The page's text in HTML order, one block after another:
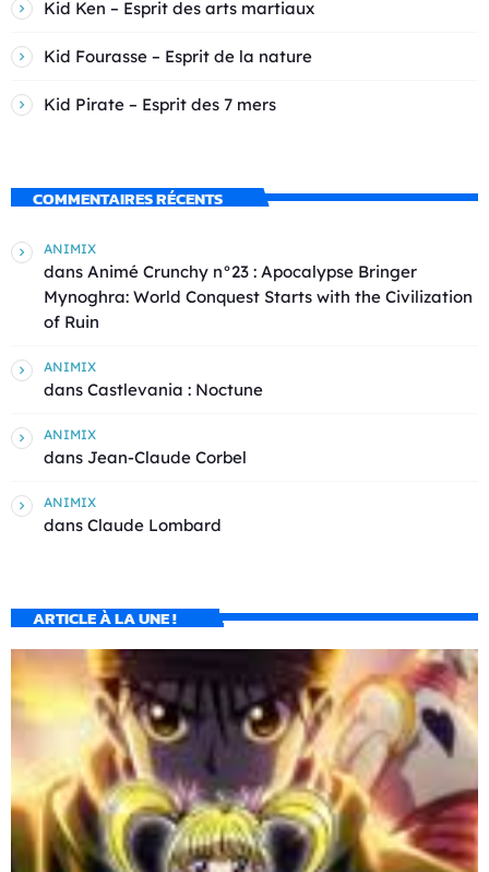
Kid Ken – Esprit des arts martiaux
Kid Fourasse – Esprit de la nature
Kid Pirate – Esprit des 7 mers
COMMENTAIRES RÉCENTS
ANIMIX
dans Animé Crunchy n°23 : Apocalypse Bringer
Mynoghra: World Conquest Starts with the Civilization
of Ruin
ANIMIX
dans Castlevania : Noctune
ANIMIX
dans Jean-Claude Corbel
ANIMIX
dans Claude Lombard
ARTICLE À LA UNE !